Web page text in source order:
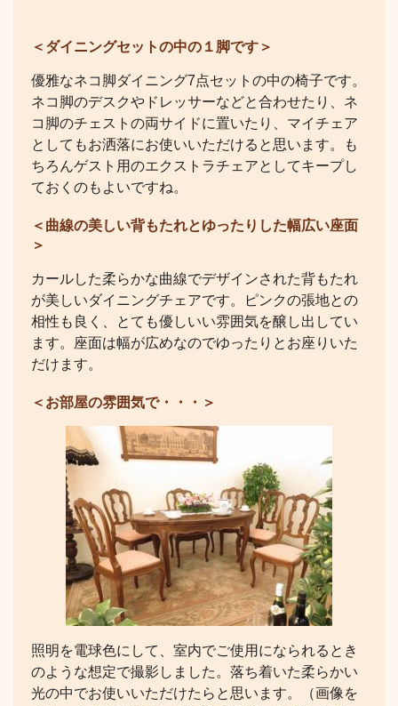
＜ダイニングセットの中の１脚です＞
優雅なネコ脚ダイニング7点セットの中の椅子です。
ネコ脚のデスクやドレッサーなどと合わせたり、ネ
コ脚のチェストの両サイドに置いたり、マイチェア
としてもお洒落にお使いいただけると思います。も
ちろんゲスト用のエクストラチェアとしてキープし
ておくのもよいですね。
＜曲線の美しい背もたれとゆったりした幅広い座面
＞
カールした柔らかな曲線でデザインされた背もたれ
が美しいダイニングチェアです。ピンクの張地との
相性も良く、とても優しいい雰囲気を醸し出してい
ます。座面は幅が広めなのでゆったりとお座りいた
だけます。
＜お部屋の雰囲気で・・・＞
照明を電球色にして、室内でご使用になられるとき
のような想定で撮影しました。落ち着いた柔らかい
光の中でお使いいただけたらと思います。（画像を